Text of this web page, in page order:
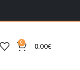
0 0.00€